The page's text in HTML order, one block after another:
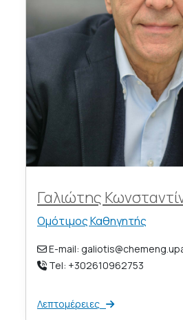
Γαλιώτης
Ομότιμος Καθηγητής
E-mail:
Tel: +302610962753
Λεπτομέρειες